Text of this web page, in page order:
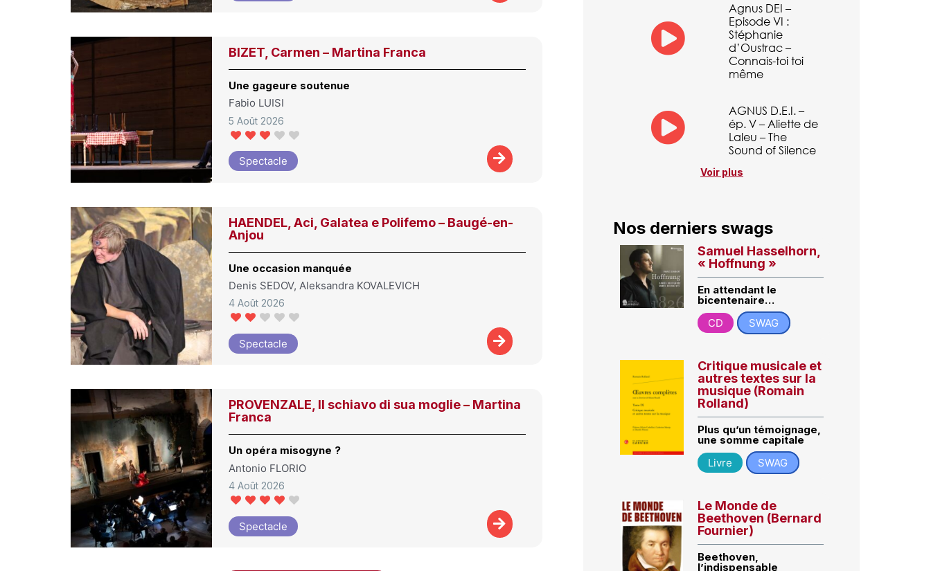
BIZET, Carmen – Martina Franca
Une gageure soutenue
Fabio LUISI
5 Août 2026
Spectacle
HAENDEL, Aci, Galatea e Polifemo – Baugé-en-
Anjou
Une occasion manquée
Denis SEDOV, Aleksandra KOVALEVICH
4 Août 2026
Spectacle
PROVENZALE, Il schiavo di sua moglie – Martina
Franca
Un opéra misogyne ?
Antonio FLORIO
4 Août 2026
Spectacle
Agnus DEI –
Episode VI :
Stéphanie
d’Oustrac –
Connais-toi toi
même
AGNUS D.E.I. –
ép. V – Aliette de
Laleu – The
Sound of Silence
Voir plus
Nos derniers swags
Samuel Hasselhorn,
« Hoffnung »
En attendant le
bicentenaire…
CD
SWAG
Critique musicale et
autres textes sur la
musique (Romain
Rolland)
Plus qu’un témoignage,
une somme capitale
Livre
SWAG
Le Monde de
Beethoven (Bernard
Fournier)
Beethoven,
l’indispensable